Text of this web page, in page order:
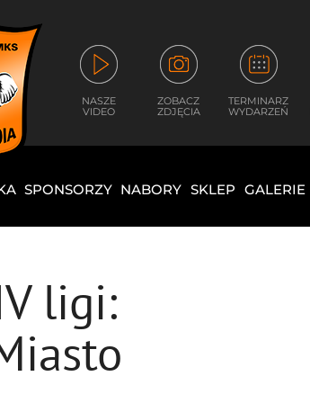
NASZE
VIDEO
ZOBACZ
ZDJĘCIA
TERMINARZ
WYDARZEŃ
SPONSORZY NABORY SKLEP GALERIE
ligi: